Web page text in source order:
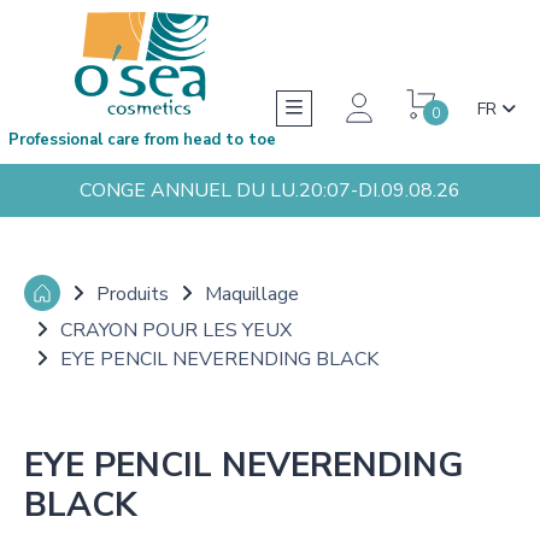
0 FR
Professional care from head to toe
CONGE ANNUEL DU LU.20:07-DI.09.08.26
Produits
Maquillage
CRAYON POUR LES YEUX
EYE PENCIL NEVERENDING BLACK
EYE PENCIL NEVERENDING
BLACK